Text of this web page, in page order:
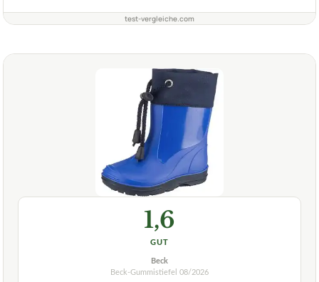
test-vergleiche.com
1,6
GUT
Beck
Beck-Gummistiefel
08/2026